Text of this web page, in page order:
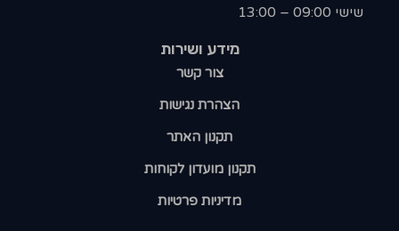
מידע ושירות
צור קשר
הצהרת נגישות
תקנון האתר
תקנון מועדון לקוחות
מדיניות פרטיות
שישי 09:00 – 13:00